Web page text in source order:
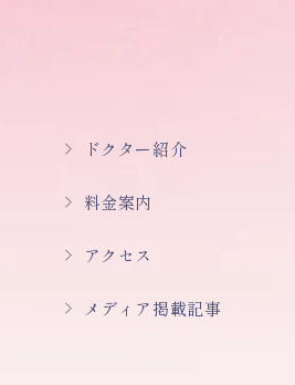
ドクター紹介
料金案内
アクセス
メディア掲載記事